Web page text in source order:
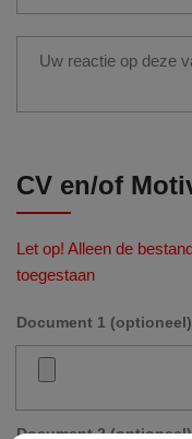
CV en/of
Let op! Alleen de
toegestaan
Document 1
Document 2